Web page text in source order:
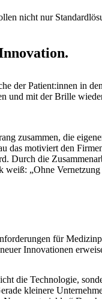
nicht nur
der Patient:innen in
und mit der Brille
zusammen, die
das motiviert den
Durch die
„Ohne
für
Innovationen
die Technologie,
kleinere